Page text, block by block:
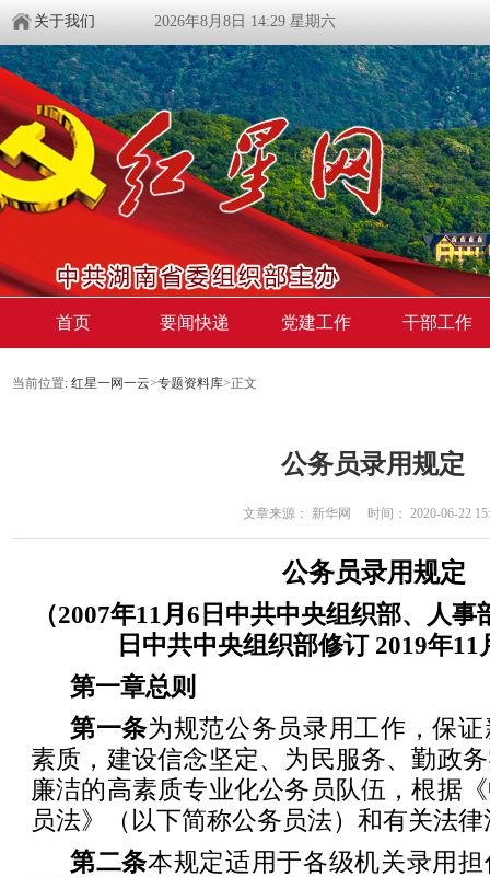
关于我们 2026年8月8日 14:29 星期六
首页 要闻快递 党建工作 干部工作
当前位置: 红星一网一云>专题资料库>正文
公务员录用规定
文章来源： 新华网 时间： 2020-06-22
公务员录用规定
（2007年11月6日中共中央组织部、人事
日中共中央组织部修订 2019年11
第一章总则
第一条为规范公务员录用工作，保
素质，建设信念坚定、为民服务、勤政
廉洁的高素质专业化公务员队伍，根据
员法》（以下简称公务员法）和有关法
第二条本规定适用于各级机关录用